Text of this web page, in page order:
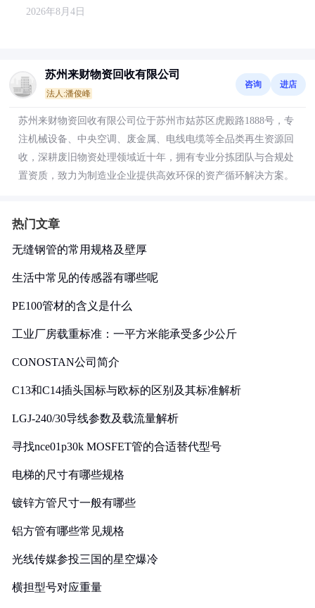
2026年8月4日
苏州来财物资回收有限公司
法人:潘俊峰
咨询 进店
苏州来财物资回收有限公司位于苏州市姑苏区虎殿路1888号，专
注机械设备、中央空调、废金属、电线电缆等全品类再生资源回
收，深耕废旧物资处理领域近十年，拥有专业分拣团队与合规处
置资质，致力为制造业企业提供高效环保的资产循环解决方案。
热门文章
无缝钢管的常用规格及壁厚
生活中常见的传感器有哪些呢
PE100管材的含义是什么
工业厂房载重标准：一平方米能承受多少公斤
CONOSTAN公司简介
C13和C14插头国标与欧标的区别及其标准解析
LGJ-240/30导线参数及载流量解析
寻找nce01p30k MOSFET管的合适替代型号
电梯的尺寸有哪些规格
镀锌方管尺寸一般有哪些
铝方管有哪些常见规格
光线传媒参投三国的星空爆冷
横担型号对应重量